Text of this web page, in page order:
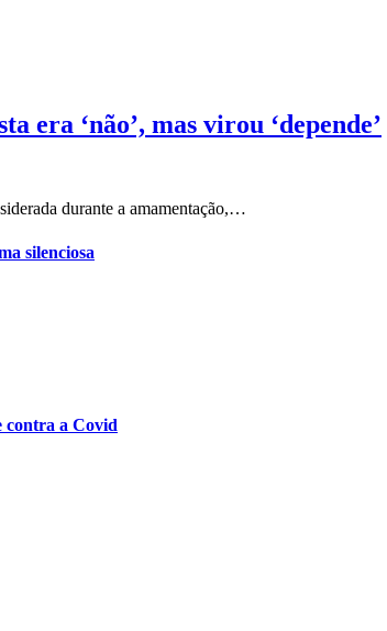
era ‘não’, mas virou ‘depende’
durante a amamentação,…
silenciosa
contra a Covid